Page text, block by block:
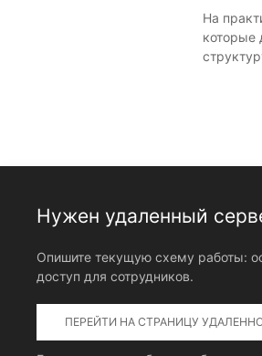
На
которые
Нужен удаленный
Опишите текущую схему работы:
доступ для сотрудников.
ПЕРЕЙТИ НА СТРАНИЦУ